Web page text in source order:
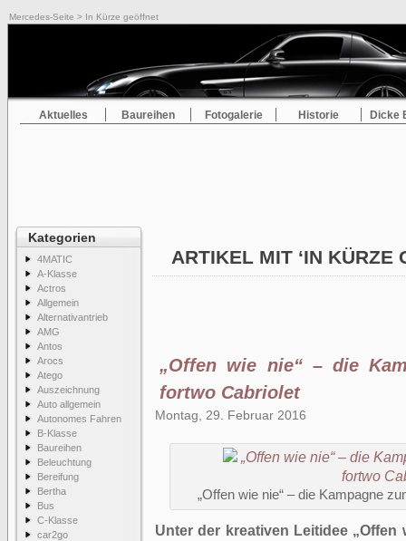
Mercedes-Seite > In Kürze geöffnet
Aktuelles Baureihen Fotogalerie Historie Dicke
Kategorien
4MATIC
A-Klasse
Actros
Allgemein
Alternativantrieb
AMG
Antos
Arocs
Atego
Auszeichnung
Auto allgemein
Autonomes Fahren
B-Klasse
Baureihen
Beleuchtung
Bereifung
Bertha
Bus
C-Klasse
car2go
ARTIKEL MIT ‘IN KÜRZE
„Offen wie nie“ – die
fortwo Cabriolet
Montag, 29. Februar 2016
„Offen wie nie“ – die Kampagne
Unter der kreativen Leitidee